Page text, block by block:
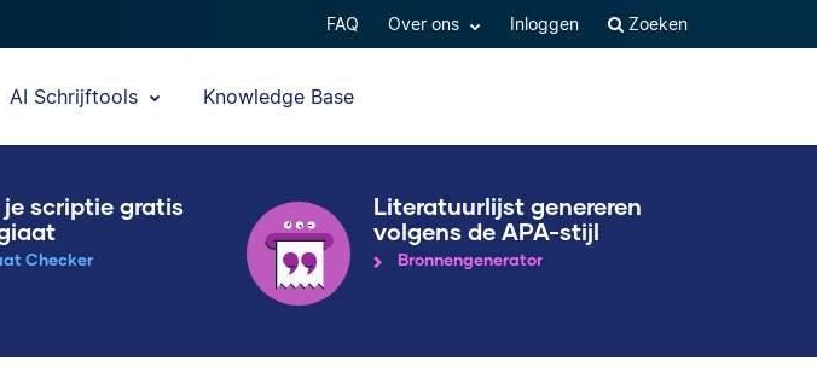
FAQ Over ons Inloggen Zoeken
AI Schrijftools Knowledge Base
scriptie gratis
Checker
Literatuurlijst genereren
volgens de APA-stijl
Bronnengenerator